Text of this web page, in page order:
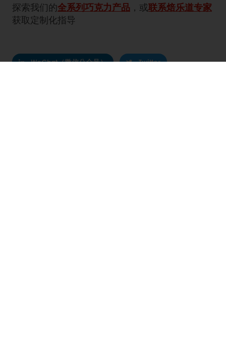
探索我们的全系列巧克力产品 ，或联系焙乐道专家
获取定制化指导
WeChat（微信公众号） Twitter